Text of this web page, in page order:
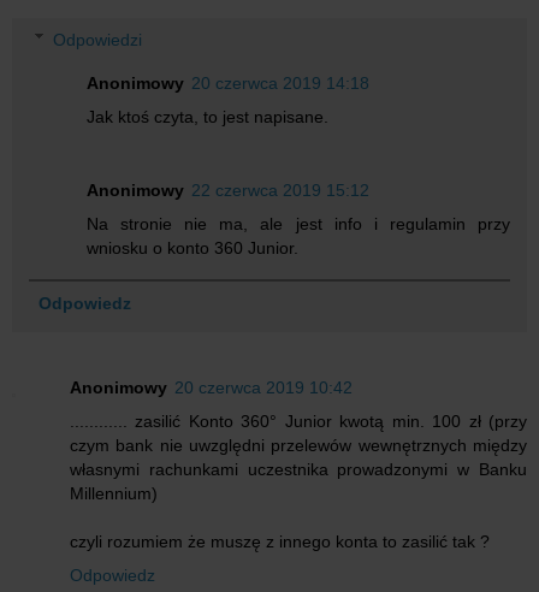
Odpowiedzi
Anonimowy 20 czerwca 2019 14:18
Jak ktoś czyta, to jest napisane.
Anonimowy 22 czerwca 2019 15:12
Na stronie nie ma, ale jest info i regulamin przy
wniosku o konto 360 Junior.
Odpowiedz
Anonimowy 20 czerwca 2019 10:42
............ zasilić Konto 360° Junior kwotą min. 100 zł (przy
czym bank nie uwzględni przelewów wewnętrznych między
własnymi rachunkami uczestnika prowadzonymi w Banku
Millennium)
czyli rozumiem że muszę z innego konta to zasilić tak ?
Odpowiedz